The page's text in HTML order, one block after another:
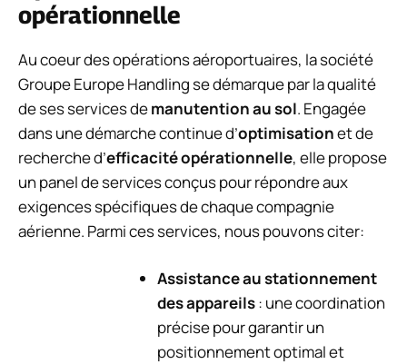
opérationnelle
Au coeur des opérations aéroportuaires, la société
Groupe Europe Handling se démarque par la qualité
de ses services demanutention au sol. Engagée
dans une démarche continue d’optimisationet de
recherche d’efficacité opérationnelle, elle propose
un panel de services conçus pour répondre aux
exigences spécifiques de chaque compagnie
aérienne. Parmi ces services, nous pouvons citer:
Assistance au stationnement
des appareils: une coordination
précise pour garantir un
positionnement optimal et